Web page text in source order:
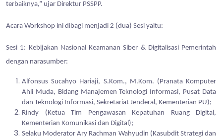
terbaiknya,” ujar Direktur PSSPP.
Acara Workshop ini dibagi menjadi 2 (dua) Sesi yaitu:
Sesi 1: Kebijakan Nasional Keamanan Siber & Digitalisasi Pemerintah
dengan narasumber:
Alfonsus Sucahyo Hariaji, S.Kom., M.Kom. (Pranata Komputer
Ahli Muda, Bidang Manajemen Teknologi Informasi, Pusat Data
dan Teknologi Informasi, Sekretariat Jenderal, Kementerian PU);
Rindy (Ketua Tim Pengawasan Kepatuhan Ruang Digital,
Kementerian Komunikasi dan Digital);
Selaku Moderator Ary Rachman Wahyudin (Kasubdit Strategi dan